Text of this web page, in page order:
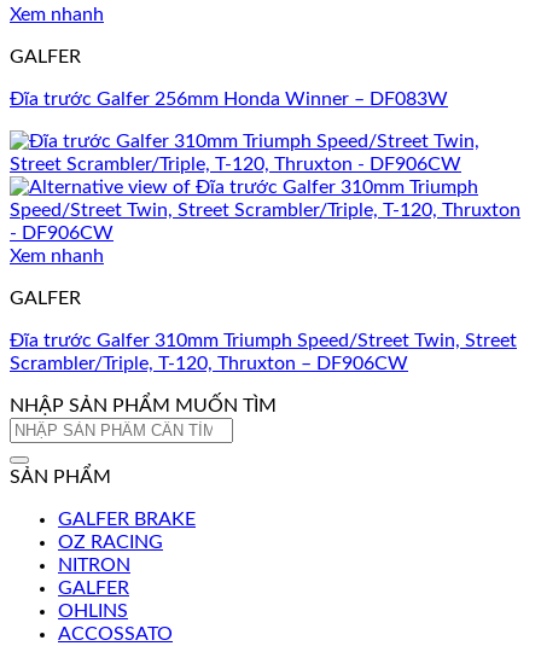
Xem nhanh
GALFER
Đĩa trước Galfer 256mm Honda Winner – DF083W
Xem nhanh
GALFER
Đĩa trước Galfer 310mm Triumph Speed/Street Twin, Street
Scrambler/Triple, T-120, Thruxton – DF906CW
NHẬP SẢN PHẨM MUỐN TÌM
Tìm
SẢN PHẨM
GALFER BRAKE
OZ RACING
NITRON
GALFER
OHLINS
ACCOSSATO